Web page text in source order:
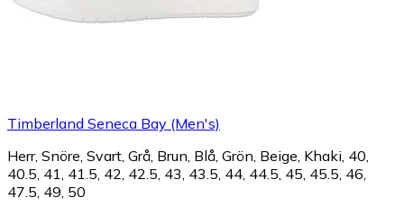
Timberland Seneca Bay (Men's)
Herr, Snöre, Svart, Grå, Brun, Blå, Grön, Beige, Khaki, 40,
40.5, 41, 41.5, 42, 42.5, 43, 43.5, 44, 44.5, 45, 45.5, 46,
47.5, 49, 50